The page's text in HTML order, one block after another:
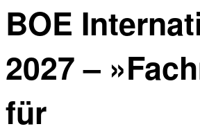
BOE
2027 –
für